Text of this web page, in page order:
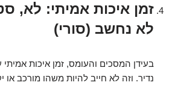
זמן איכות אמיתי: לא,
לא נחשב (סורי)
בעידן המסכים והעומס, זמן איכות
נדיר. וזה לא חייב להיות משהו מורכב או